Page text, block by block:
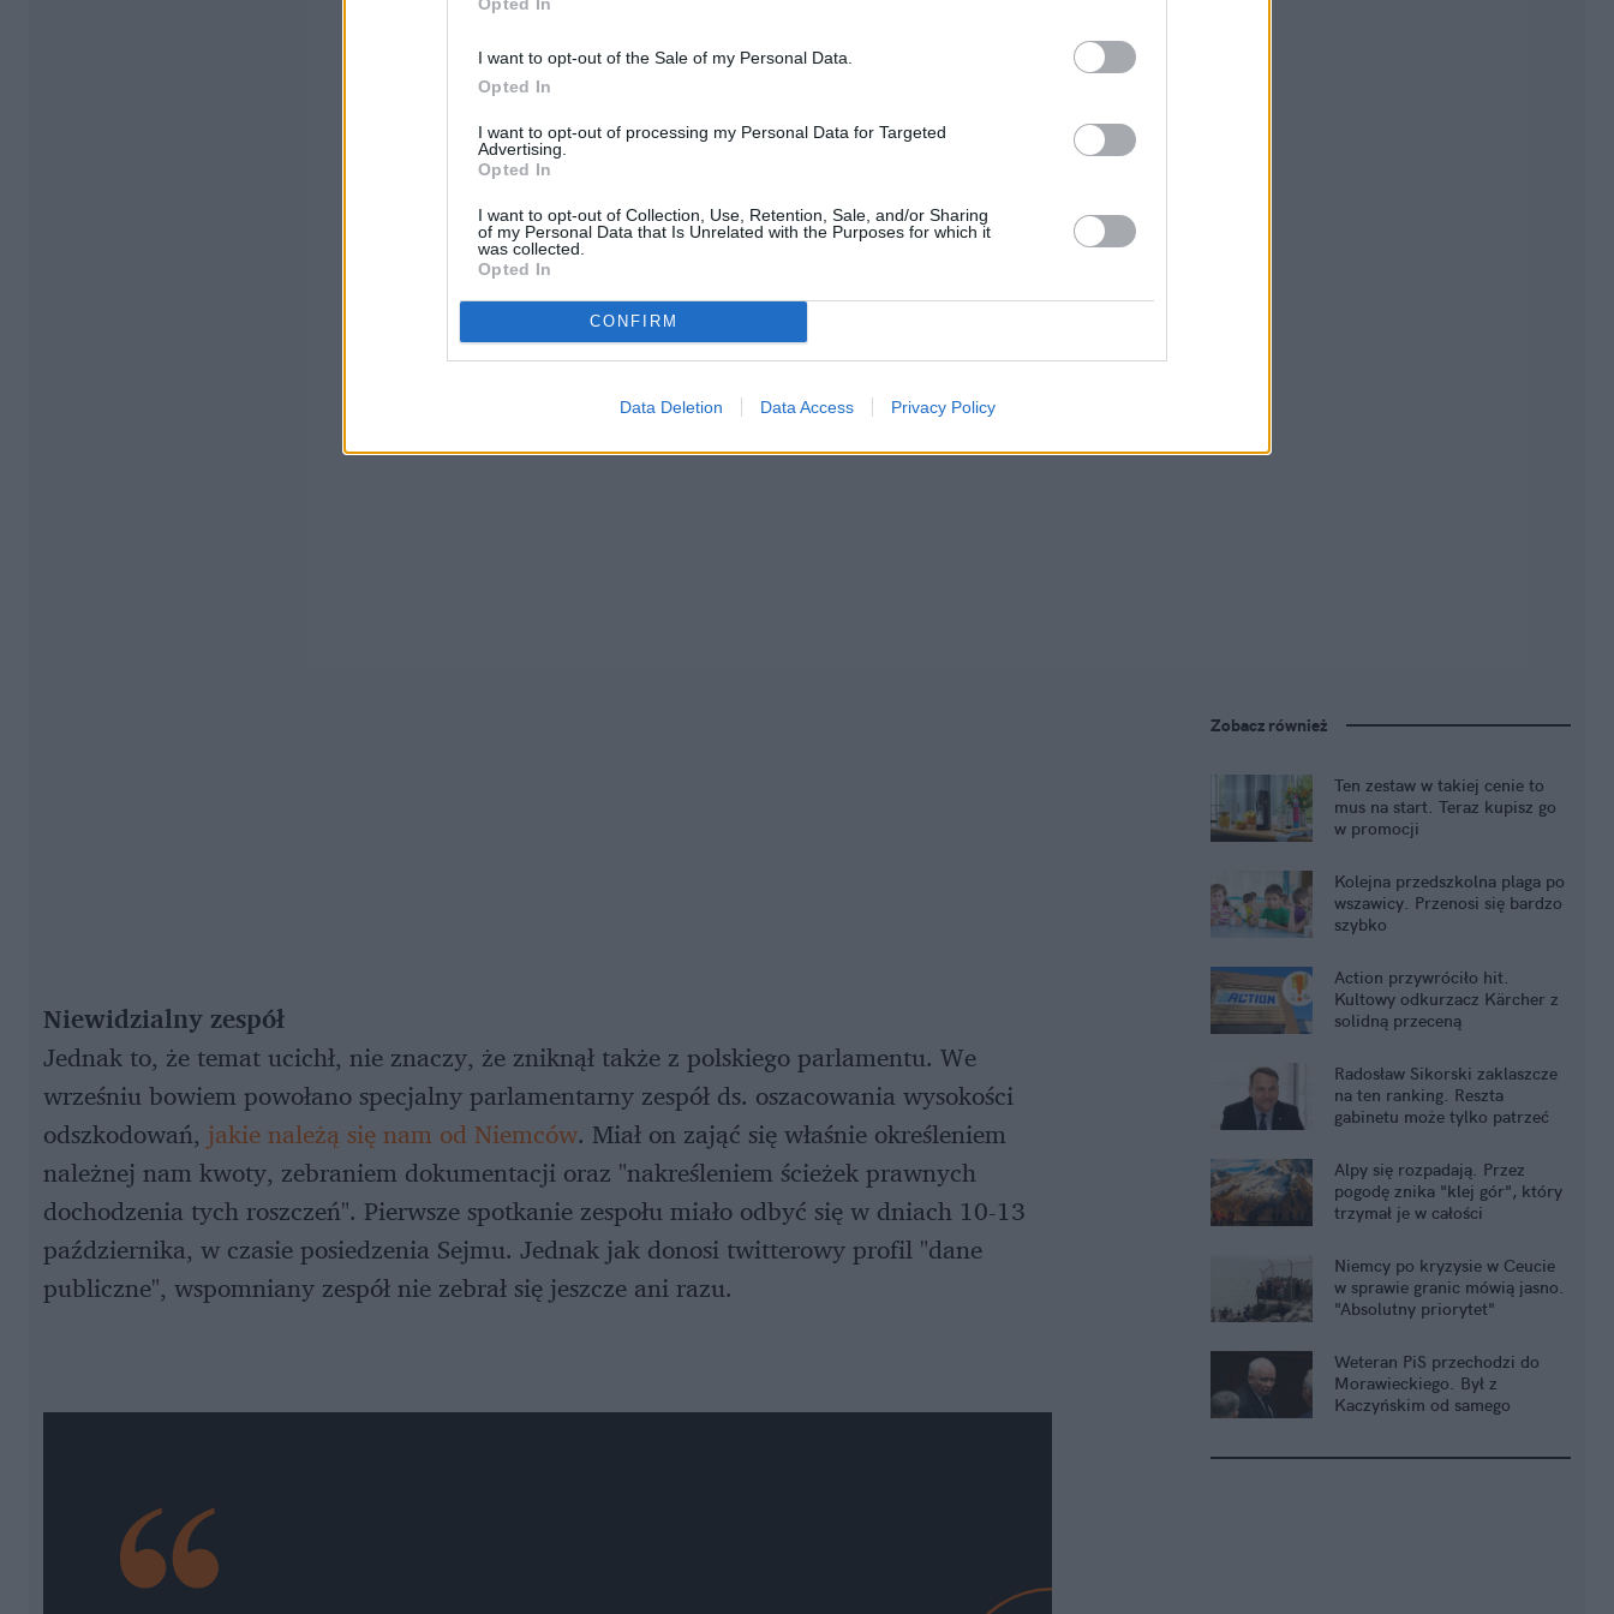
I want to opt-out of the Sale of my Personal Data.
Opted In
I want to opt-out of processing my Personal Data for Targeted
Advertising.
Opted In
I want to opt-out of Collection, Use, Retention, Sale, and/or Sharing
of my Personal Data that Is Unrelated with the Purposes for which it
was collected.
Opted In
CONFIRM
Data Deletion Data Access Privacy Policy
Niewidzialny zespół
Jednak to, że temat ucichł, nie znaczy, że zniknął także z polskiego parlamentu. We
wrześniu bowiem powołano specjalny parlamentarny zespół ds. oszacowania wysokości
odszkodowań, jakie należą się nam od Niemców. Miał on zająć się właśnie określeniem
należnej nam kwoty, zebraniem dokumentacji oraz "nakreśleniem ścieżek prawnych
dochodzenia tych roszczeń". Pierwsze spotkanie zespołu miało odbyć się w dniach 10-13
października, w czasie posiedzenia Sejmu. Jednak jak donosi twitterowy profil "dane
publiczne", wspomniany zespół nie zebrał się jeszcze ani razu.
Zobacz również
Ten zestaw w takiej cenie to
mus na start. Teraz kupisz go
w promocji
Kolejna przedszkolna plaga po
wszawicy. Przenosi się bardzo
szybko
Action przywróciło hit.
Kultowy odkurzacz Kärcher z
solidną przeceną
Radosław Sikorski zaklaszcze
na ten ranking. Reszta
gabinetu może tylko patrzeć
Alpy się rozpadają. Przez
pogodę znika "klej gór", który
trzymał je w całości
Niemcy po kryzysie w Ceucie
w sprawie granic mówią jasno.
"Absolutny priorytet"
Weteran PiS przechodzi do
Morawieckiego. Był z
Kaczyńskim od samego